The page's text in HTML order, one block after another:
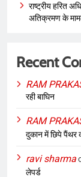
राष्ट्रीय हरित
अतिक्रमण के
Recent
RAM
रही बाघिन
RAM
दुकान में छिपे पैंथर
ravi sharma
लेपर्ड